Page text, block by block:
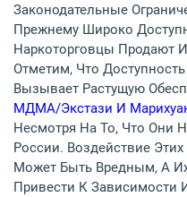
Законодательные
Прежнему Широко
Наркоторговцы Продают
Отметим, Что
Вызывает Растущую
МДМА/экстази И
Несмотря На То, Что Они
России. Воздействие
Может Быть Вредным, А
Привести К